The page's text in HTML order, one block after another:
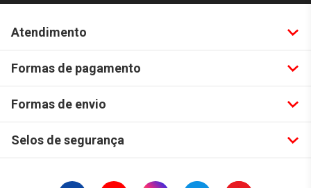
Atendimento
Formas de pagamento
Formas de envio
Selos de segurança